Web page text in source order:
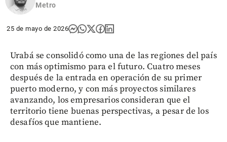
Metro
25 de mayo de 2026
Urabá se consolidó como una de las regiones del país
con más optimismo para el futuro. Cuatro meses
después de la entrada en operación de su primer
puerto moderno, y con más proyectos similares
avanzando, los empresarios consideran que el
territorio tiene buenas perspectivas, a pesar de los
desafíos que mantiene.